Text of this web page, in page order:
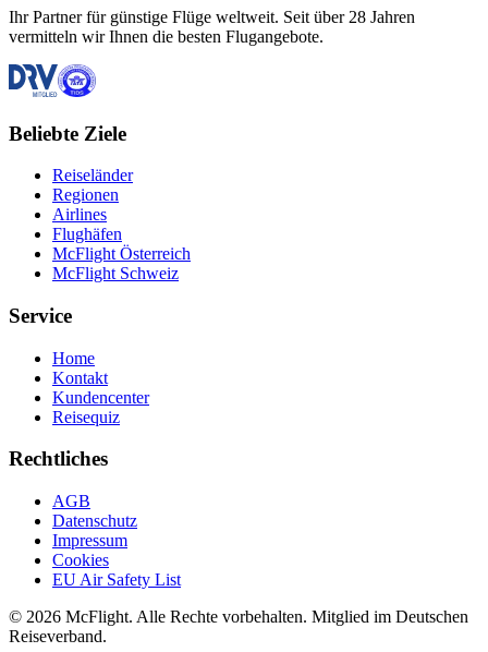
Ihr Partner für günstige Flüge weltweit. Seit über 28 Jahren
vermitteln wir Ihnen die besten Flugangebote.
Beliebte Ziele
Reiseländer
Regionen
Airlines
Flughäfen
McFlight Österreich
McFlight Schweiz
Service
Home
Kontakt
Kundencenter
Reisequiz
Rechtliches
AGB
Datenschutz
Impressum
Cookies
EU Air Safety List
© 2026 McFlight. Alle Rechte vorbehalten. Mitglied im Deutschen
Reiseverband.